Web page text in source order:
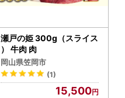
瀬戸の姫 300g（スライス
） 牛肉 肉
岡山県笠岡市
(1)
15,500